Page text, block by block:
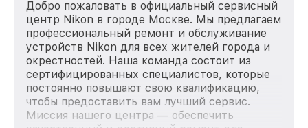
Добро пожаловать в официальный сервисный
центр Nikon в городе Москве. Мы предлагаем
профессиональный ремонт и обслуживание
устройств Nikon для всех жителей города и
окрестностей. Наша команда состоит из
сертифицированных специалистов, которые
постоянно повышают свою квалификацию,
чтобы предоставить вам лучший сервис.
Миссия нашего центра — обеспечить